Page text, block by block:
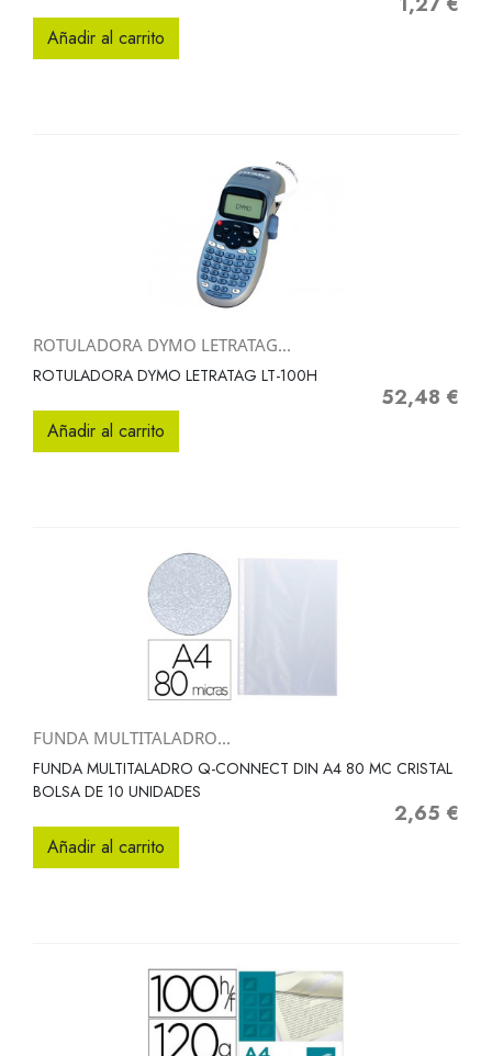
Precio
Añadir al carrito
ROTULADORA DYMO LETRATAG...
ROTULADORA DYMO LETRATAG LT-100H
Precio
52,48 €
Añadir al carrito
FUNDA MULTITALADRO...
FUNDA MULTITALADRO Q-CONNECT DIN A4 80 MC CRISTAL
BOLSA DE 10 UNIDADES
Precio
2,65 €
Añadir al carrito